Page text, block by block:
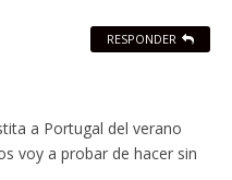
a Portugal del verano
voy a probar de hacer sin
RESPONDER